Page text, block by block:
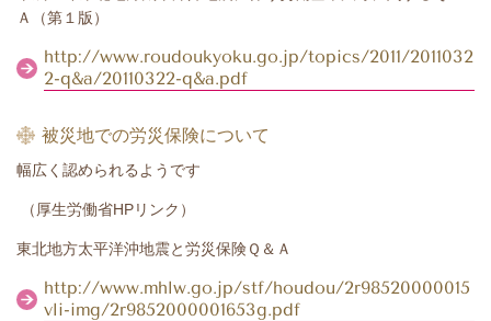
Ａ（第１版）
http://www.roudoukyoku.go.jp/topics/2011/2011032
2-q&a/20110322-q&a.pdf
被災地での労災保険について
幅広く認められるようです
（厚生労働省HPリンク）
東北地方太平洋沖地震と労災保険Ｑ＆Ａ
http://www.mhlw.go.jp/stf/houdou/2r98520000015
vli-img/2r9852000001653g.pdf